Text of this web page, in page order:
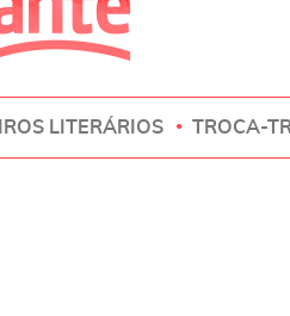
LITERÁRIOS TROCA-